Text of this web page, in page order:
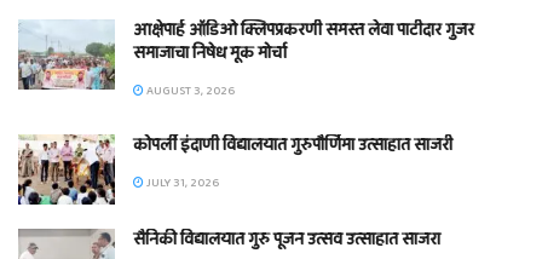
आक्षेपार्ह ऑडिओ क्लिपप्रकरणी समस्त लेवा पाटीदार गुजर
समाजाचा निषेध मूक मोर्चा
AUGUST 3, 2026
कोपर्ली इंदाणी विद्यालयात गुरुपौर्णिमा उत्साहात साजरी
JULY 31, 2026
सैनिकी विद्यालयात गुरु पूजन उत्सव उत्साहात साजरा